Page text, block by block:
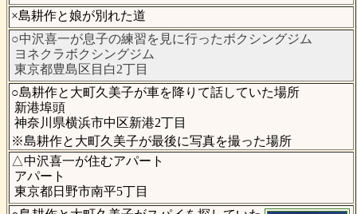
×島耕作と娘が別れた道
○中沢喜一が息子の練習を見に行ったボクシングジム
ヨネクラボクシングジム
東京都豊島区目白2丁目
○島耕作と大町久美子が車を降りて話していた場所
新港埠頭
神奈川県横浜市中区新港2丁目
※島耕作と大町久美子が最後に写真を撮った場所
△中沢喜一が住むアパート
アパート
東京都日野市南平5丁目